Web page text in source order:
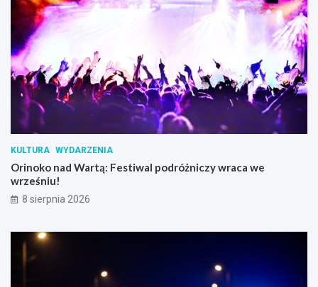
KULTURA WYDARZENIA
Orinoko nad Wartą: Festiwal podróżniczy wraca we
wrześniu!
8 sierpnia 2026